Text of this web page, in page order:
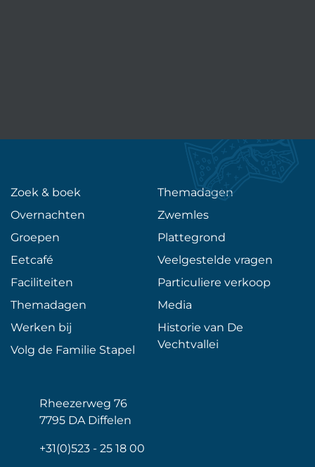
Zoek & boek
Overnachten
Groepen
Eetcafé
Faciliteiten
Themadagen
Werken bij
Volg de Familie Stapel
Themadagen
Zwemles
Plattegrond
Veelgestelde vragen
Particuliere verkoop
Media
Historie van De
Vechtvallei
Rheezerweg 76
7795 DA Diffelen
+31(0)523 - 25 18 00